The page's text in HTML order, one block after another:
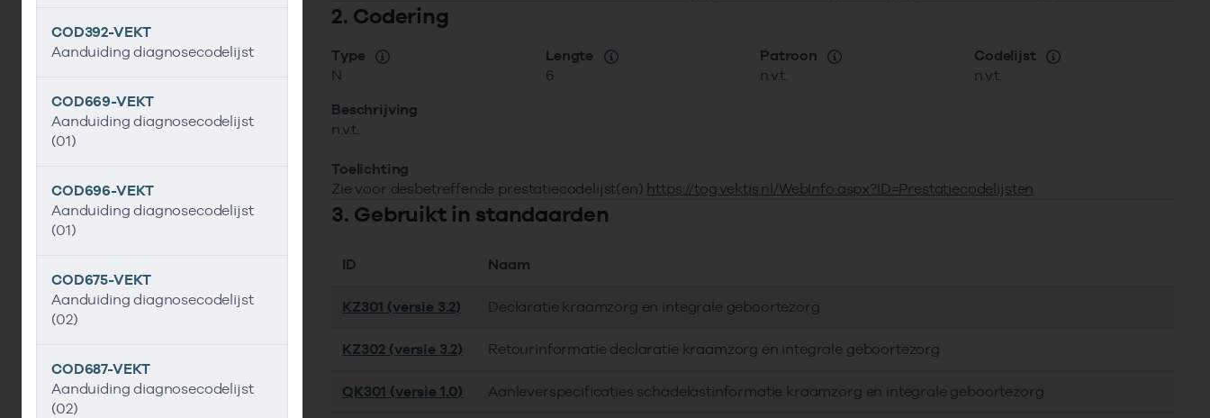
COD392-VEKT
Aanduiding diagnosecodelijst
COD669-VEKT
Aanduiding diagnosecodelijst
(01)
COD696-VEKT
Aanduiding diagnosecodelijst
(01)
COD675-VEKT
Aanduiding diagnosecodelijst
(02)
COD687-VEKT
Aanduiding diagnosecodelijst
(02)
2. Codering
Type
N
Lengte
6
Patroon
n.v.t.
Codelijst
n.v.t.
Beschrijving
n.v.t.
Toelichting
Zie voor desbetreffende prestatiecodelijst(en) https://tog.vektis.nl/WebInfo.aspx?ID=Prestatiecodelijsten
3. Gebruikt in standaarden
ID Naam
KZ301 (versie 3.2) Declaratie kraamzorg en integrale geboortezorg
KZ302 (versie 3.2) Retourinformatie declaratie kraamzorg en integrale geboortezorg
QK301 (versie 1.0) Aanleverspecificaties schadelastinformatie kraamzorg en integrale geboortezorg